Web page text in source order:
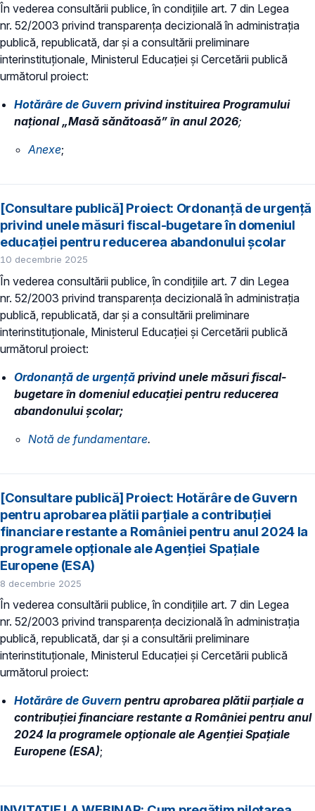
În vederea consultării publice, în condiţiile art. 7 din Legea
nr. 52/2003 privind transparenţa decizională în administraţia
publică, republicată, dar și a consultării preliminare
interinstituționale, Ministerul Educaţiei și Cercetării publică
următorul proiect:
Hotărâre de Guvern privind instituirea Programului
național „Masă sănătoasă” în anul 2026;
Anexe;
[Consultare publică] Proiect: Ordonanță de urgență
privind unele măsuri fiscal-bugetare în domeniul
educației pentru reducerea abandonului școlar
10 decembrie 2025
În vederea consultării publice, în condiţiile art. 7 din Legea
nr. 52/2003 privind transparenţa decizională în administraţia
publică, republicată, dar și a consultării preliminare
interinstituționale, Ministerul Educaţiei și Cercetării publică
următorul proiect:
Ordonanță de urgență privind unele măsuri fiscal-
bugetare în domeniul educației pentru reducerea
abandonului școlar;
Notă de fundamentare.
[Consultare publică] Proiect: Hotărâre de Guvern
pentru aprobarea plătii parțiale a contribuției
financiare restante a României pentru anul 2024 la
programele opționale ale Agenției Spațiale
Europene (ESA)
8 decembrie 2025
În vederea consultării publice, în condiţiile art. 7 din Legea
nr. 52/2003 privind transparenţa decizională în administraţia
publică, republicată, dar și a consultării preliminare
interinstituționale, Ministerul Educaţiei și Cercetării publică
următorul proiect:
Hotărâre de Guvern pentru aprobarea plătii parțiale a
contribuției financiare restante a României pentru anul
2024 la programele opționale ale Agenției Spațiale
Europene (ESA);